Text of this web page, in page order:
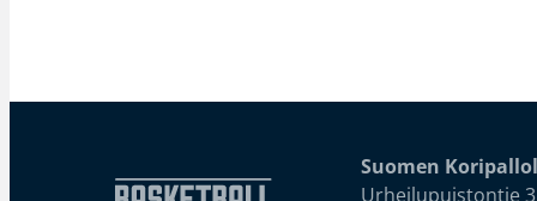
Suomen
Urheilupuistontie 3